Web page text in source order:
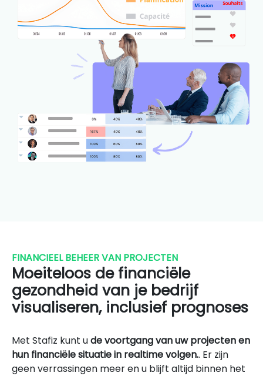
FINANCIEEL BEHEER VAN PROJECTEN
Moeiteloos de financiële
gezondheid van je bedrijf
visualiseren, inclusief prognoses
Met Stafiz kunt ude voortgang van uw projecten en
hun financiële situatie in realtime volgen.. Er zijn
geen verrassingen meer en u blijft altijd binnen het